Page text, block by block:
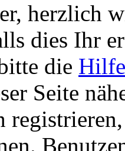
herzlich
dies Ihr
die Hilfe
Seite